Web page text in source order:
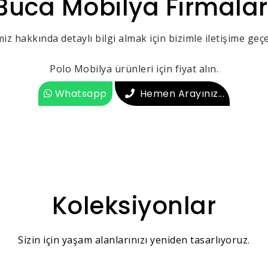
Mobilya
hakkında detaylı bilgi almak için bizimle iletişime
Polo Mobilya ürünleri için fiyat alın.
Whatsapp Hemen Arayınız...
Koleksiyonlar
Sizin için yaşam alanlarınızı yeniden tasarlıyoruz.